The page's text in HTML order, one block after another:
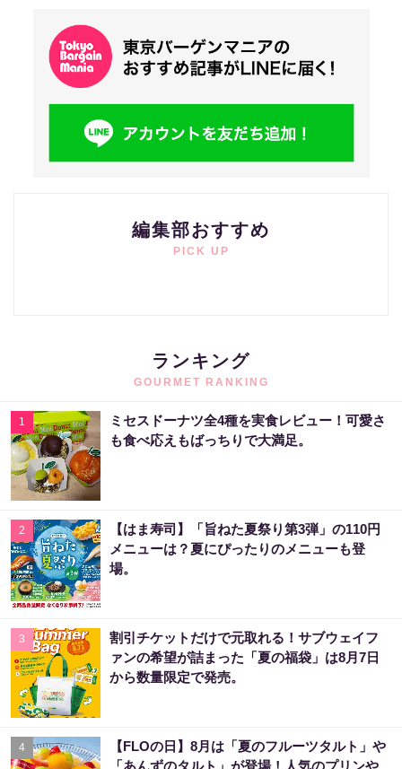
編集部おすすめ
PICK UP
ランキング
GOURMET RANKING
1
ミセスドーナツ全4種を実食レビュー！可愛さ
も食べ応えもばっちりで大満足。
2
【はま寿司】「旨ねた夏祭り第3弾」の110円
メニューは？夏にぴったりのメニューも登
場。
3
割引チケットだけで元取れる！サブウェイフ
ァンの希望が詰まった「夏の福袋」は8月7日
から数量限定で発売。
4
【FLOの日】8月は「夏のフルーツタルト」や
「あんずのタルト」が登場！人気のプリンや